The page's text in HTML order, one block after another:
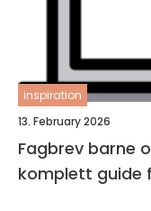
inspiration
13. February 2026
Fagbrev barne
komplett guide